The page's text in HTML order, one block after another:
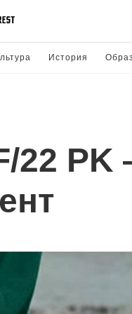
История
22